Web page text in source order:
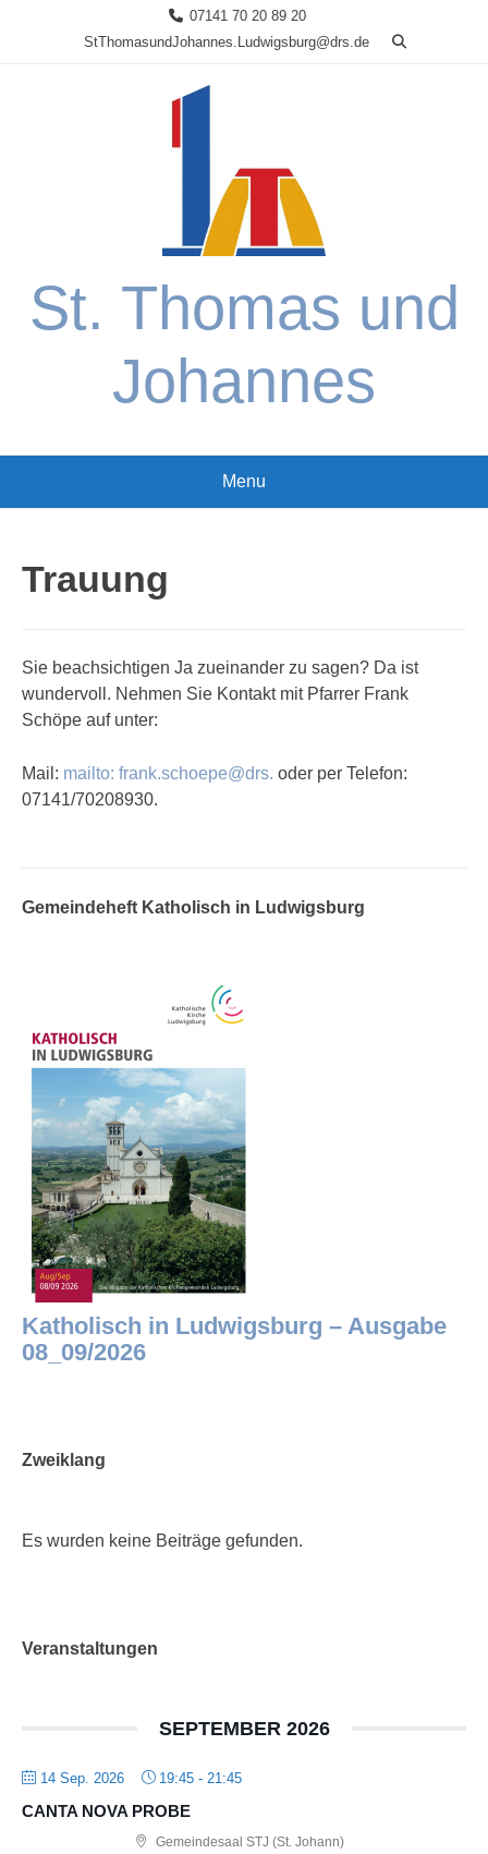
07141 70 20 89 20
StThomasundJohannes.Ludwigsburg@drs.de
St. Thomas und
Johannes
Menu
Trauung
Sie beachsichtigen Ja zueinander zu sagen? Da ist
wundervoll. Nehmen Sie Kontakt mit Pfarrer Frank
Schöpe auf unter:
Mail: mailto: frank.schoepe@drs. oder per Telefon:
07141/70208930.
Gemeindeheft Katholisch in Ludwigsburg
Katholisch in Ludwigsburg – Ausgabe
08_09/2026
Zweiklang
Es wurden keine Beiträge gefunden.
Veranstaltungen
SEPTEMBER 2026
14 Sep. 2026 19:45 - 21:45
CANTA NOVA PROBE
Gemeindesaal STJ (St. Johann)